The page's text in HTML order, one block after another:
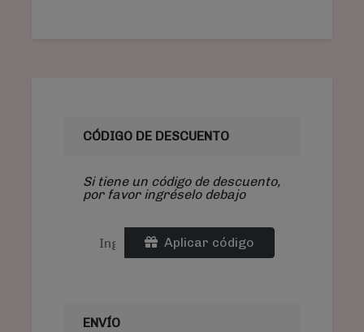
CÓDIGO DE DESCUENTO
Si tiene un código de descuento,
por favor ingréselo debajo
Aplicar código
ENVÍO